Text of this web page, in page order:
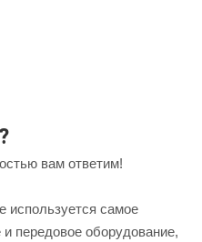
вам ответим!
используется самое
передовое оборудование,